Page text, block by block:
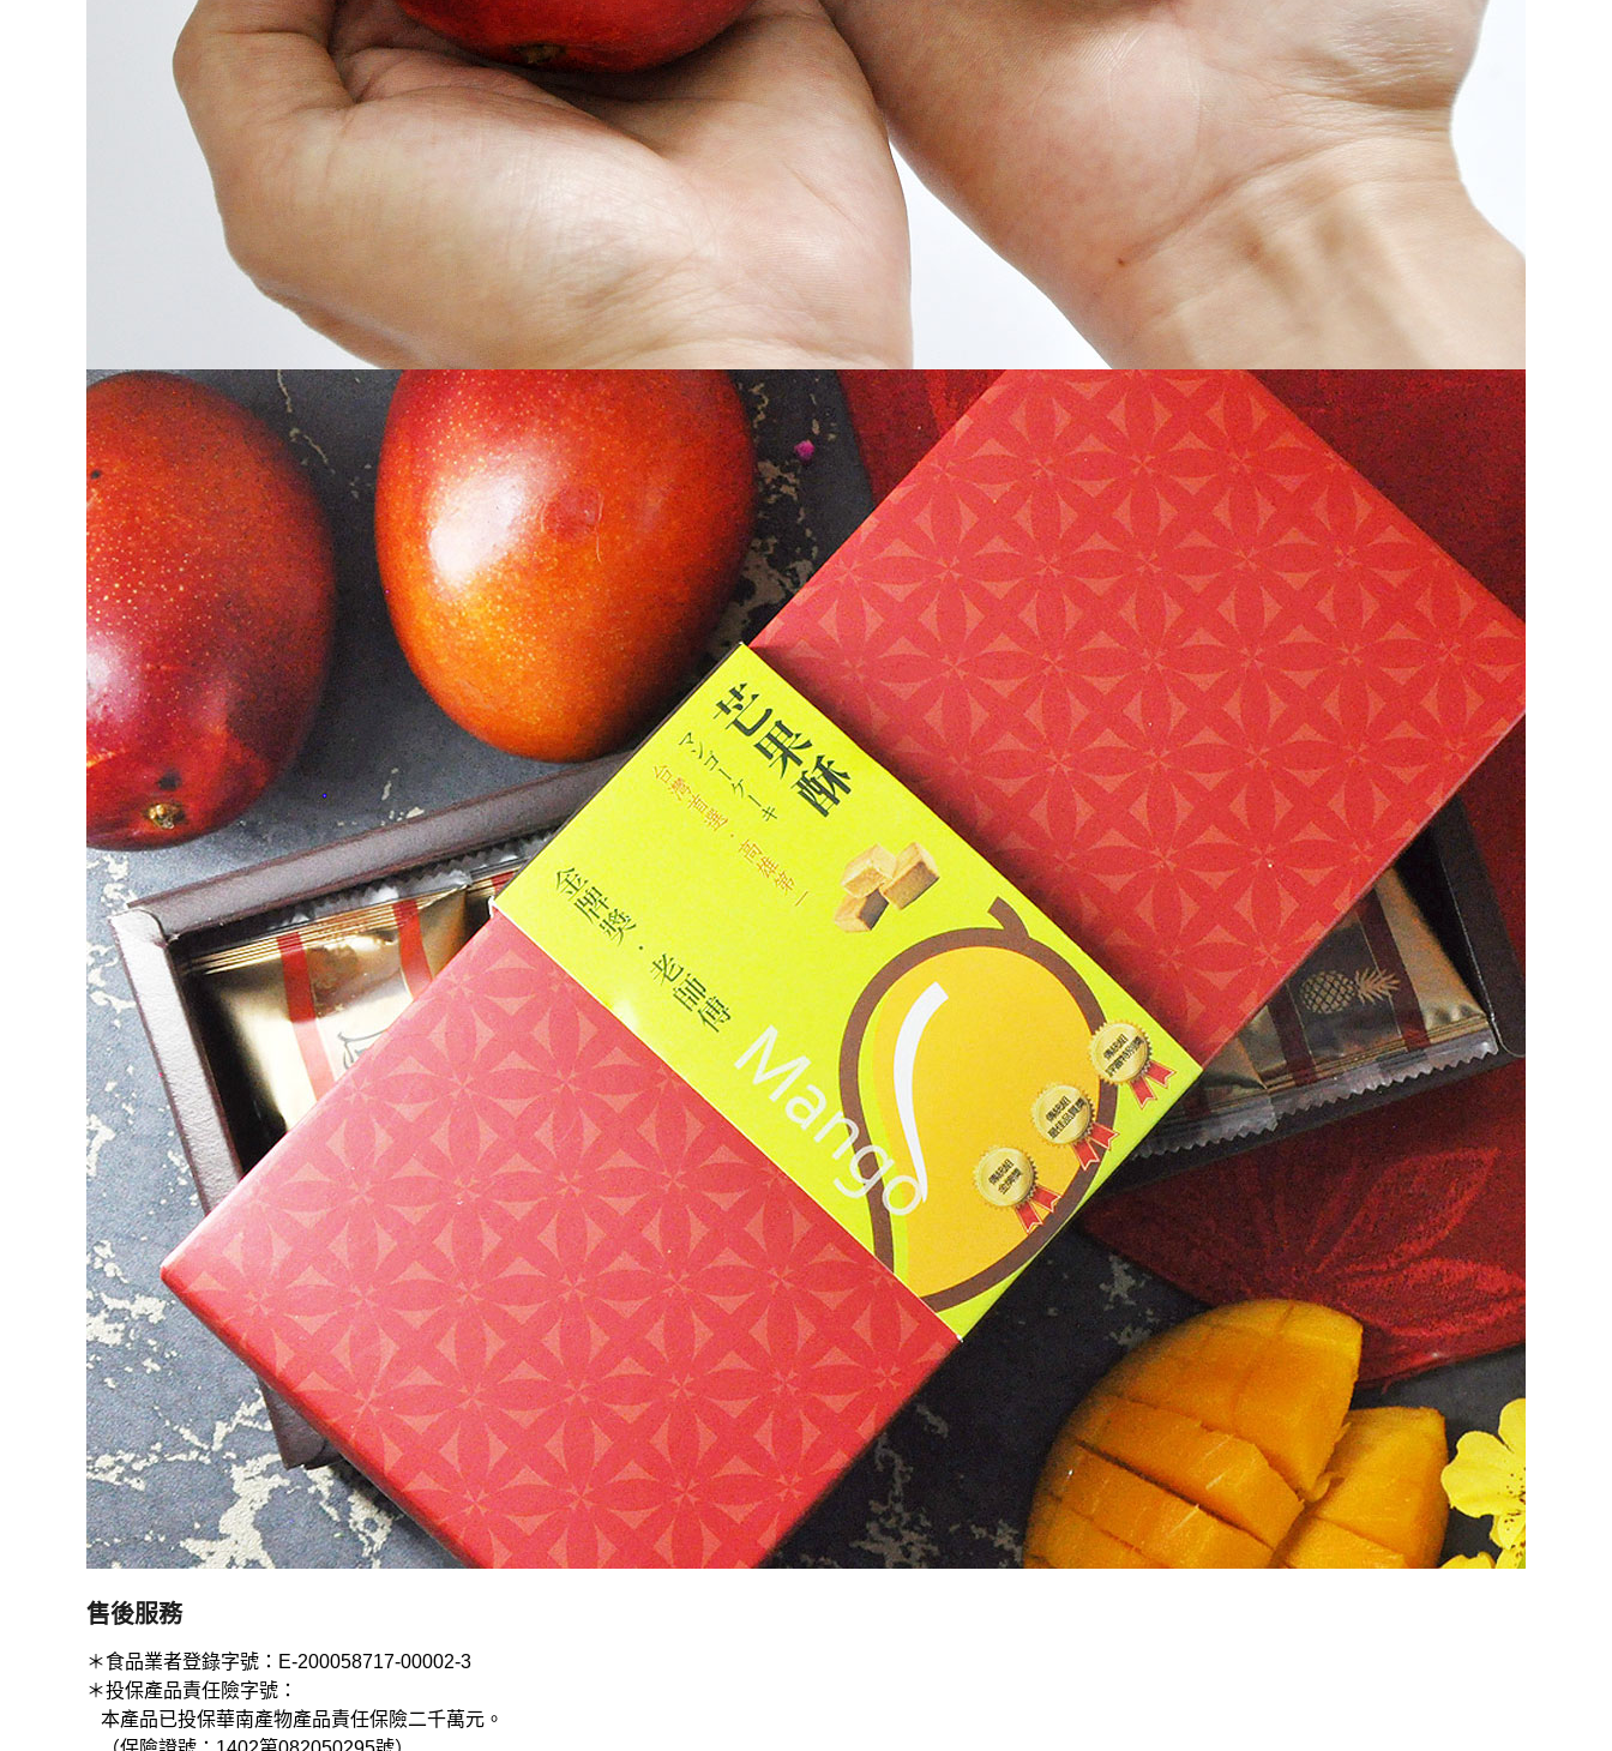
售後服務
＊食品業者登錄字號：E-200058717-00002-3
＊投保產品責任險字號：
本產品已投保華南產物產品責任保險二千萬元。